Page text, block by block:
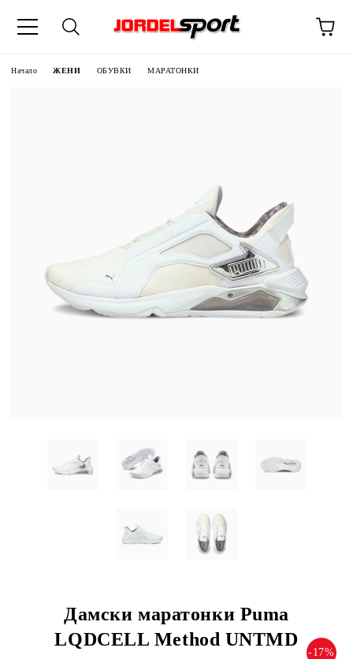
Начало ЖЕНИ ОБУВКИ МАРАТОНКИ
Дамски маратонки Puma
LQDCELL Method UNTMD
-17%